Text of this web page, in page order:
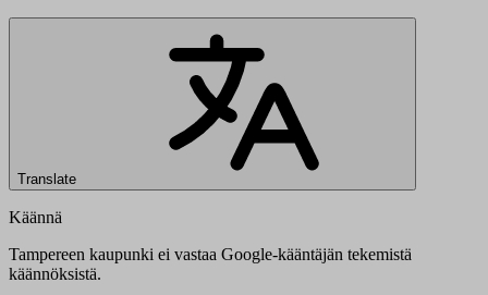
Translate
Käännä
Tampereen kaupunki ei vastaa Google-kääntäjän tekemistä
käännöksistä.